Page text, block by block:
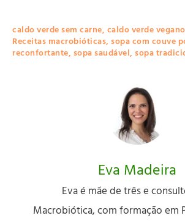
caldo verde sem carne, caldo verde vegano
Receitas macrobióticas, sopa com couve
reconfortante, sopa saudável, sopa
Eva Madeira
Eva é mãe de três e
Macrobiótica, com formação em